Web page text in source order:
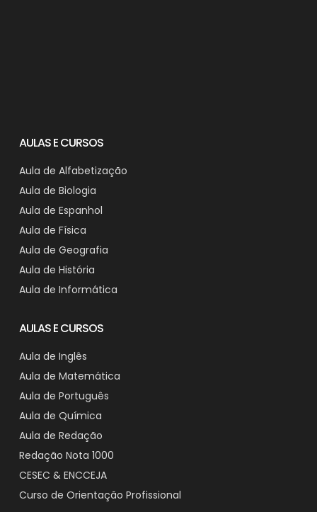
AULAS E CURSOS
Aula de Alfabetização
Aula de Biologia
Aula de Espanhol
Aula de Física
Aula de Geografia
Aula de História
Aula de Informática
AULAS E CURSOS
Aula de Inglês
Aula de Matemática
Aula de Português
Aula de Química
Aula de Redação
Redação Nota 1000
CESEC & ENCCEJA
Curso de Orientação Profissional